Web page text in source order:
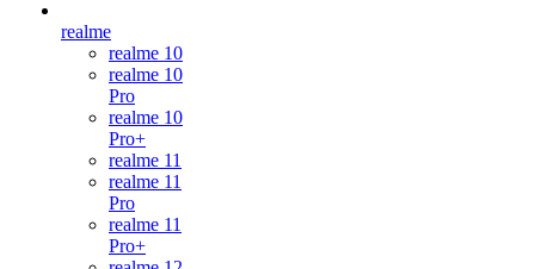
realme
realme 10
realme 10
Pro
realme 10
Pro+
realme 11
realme 11
Pro
realme 11
Pro+